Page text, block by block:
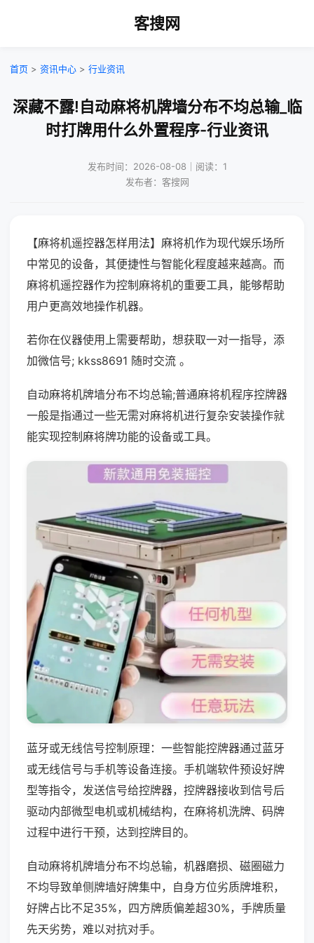
客搜网
首页 > 资讯中心 > 行业资讯
深藏不露!自动麻将机牌墙分布不均总输_临
时打牌用什么外置程序-行业资讯
发布时间：2026-08-08｜阅读：1
发布者：客搜网
【麻将机遥控器怎样用法】麻将机作为现代娱乐场所
中常见的设备，其便捷性与智能化程度越来越高。而
麻将机遥控器作为控制麻将机的重要工具，能够帮助
用户更高效地操作机器。
若你在仪器使用上需要帮助，想获取一对一指导，添
加微信号; kkss8691 随时交流 。
自动麻将机牌墙分布不均总输;普通麻将机程序控牌器
一般是指通过一些无需对麻将机进行复杂安装操作就
能实现控制麻将牌功能的设备或工具。
蓝牙或无线信号控制原理：一些智能控牌器通过蓝牙
或无线信号与手机等设备连接。手机端软件预设好牌
型等指令，发送信号给控牌器，控牌器接收到信号后
驱动内部微型电机或机械结构，在麻将机洗牌、码牌
过程中进行干预，达到控牌目的。
自动麻将机牌墙分布不均总输，机器磨损、磁圈磁力
不均导致单侧牌墙好牌集中，自身方位劣质牌堆积，
好牌占比不足35%，四方牌质偏差超30%，手牌质量
先天劣势，难以对抗对手。